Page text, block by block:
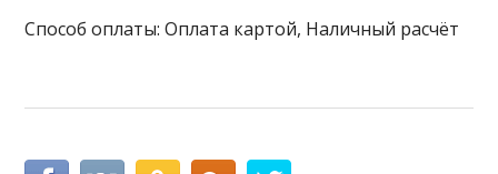
Способ оплаты: Оплата картой, Наличный расчёт